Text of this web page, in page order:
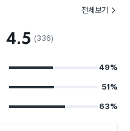
전체보기
4.5 (336)
49%
51%
63%